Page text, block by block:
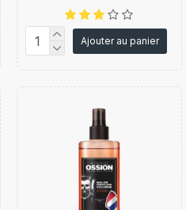
Ajouter au panier